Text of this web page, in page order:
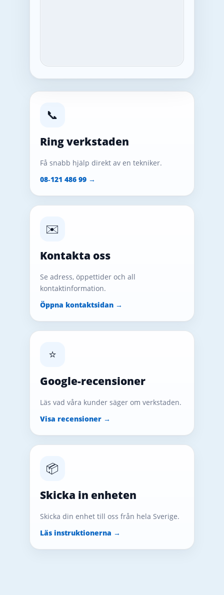
📞
Ring verkstaden
Få snabb hjälp direkt av en tekniker.
08‑121 486 99 →
✉️
Kontakta oss
Se adress, öppettider och all
kontaktinformation.
Öppna kontaktsidan →
⭐
Google-recensioner
Läs vad våra kunder säger om verkstaden.
Visa recensioner →
📦
Skicka in enheten
Skicka din enhet till oss från hela Sverige.
Läs instruktionerna →